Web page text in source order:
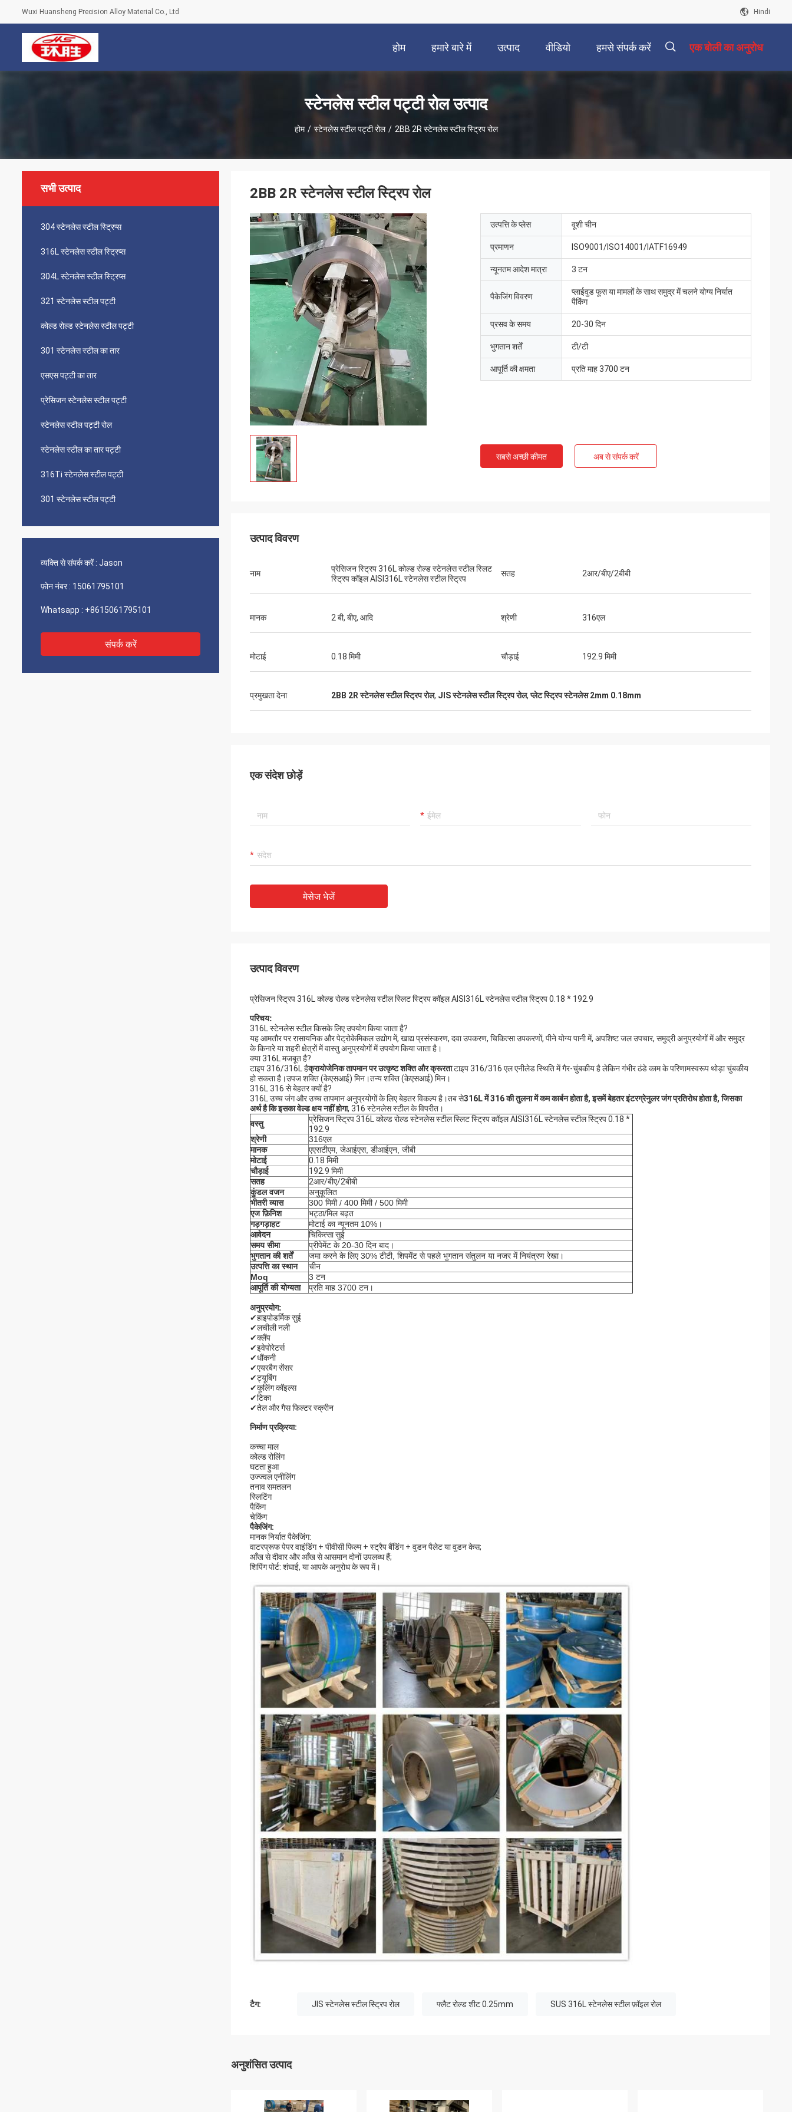
Wuxi Huansheng Precision Alloy Material Co., Ltd Hindi
होम हमारे बारे में उत्पाद वीडियो हमसे संपर्क करें एक बोली का अनुरोध
स्टेनलेस स्टील पट्टी रोल उत्पाद
होम / स्टेनलेस स्टील पट्टी रोल / 2BB 2R स्टेनलेस स्टील स्ट्रिप रोल
सभी उत्पाद
304 स्टेनलेस स्टील स्ट्रिप्स
316L स्टेनलेस स्टील स्ट्रिप्स
304L स्टेनलेस स्टील स्ट्रिप्स
321 स्टेनलेस स्टील पट्टी
कोल्ड रोल्ड स्टेनलेस स्टील पट्टी
301 स्टेनलेस स्टील का तार
एसएस पट्टी का तार
प्रेसिजन स्टेनलेस स्टील पट्टी
स्टेनलेस स्टील पट्टी रोल
स्टेनलेस स्टील का तार पट्टी
316Ti स्टेनलेस स्टील पट्टी
301 स्टेनलेस स्टील पट्टी
व्यक्ति से संपर्क करें : Jason
फ़ोन नंबर : 15061795101
Whatsapp : +8615061795101
संपर्क करें
2BB 2R स्टेनलेस स्टील स्ट्रिप रोल
उत्पत्ति के प्लेस वूशी चीन
प्रमाणन ISO9001/ISO14001/IATF16949
न्यूनतम आदेश मात्रा 3 टन
पैकेजिंग विवरण
प्लाईवुड फूस या मामलों के साथ समुद्र में चलने योग्य निर्यात
पैकिंग
प्रसव के समय 20-30 दिन
भुगतान शर्तें टी/टी
आपूर्ति की क्षमता प्रति माह 3700 टन
सबसे अच्छी कीमत अब से संपर्क करें
उत्पाद विवरण
नाम
प्रेसिजन स्ट्रिप 316L कोल्ड रोल्ड स्टेनलेस स्टील स्लिट
स्ट्रिप कॉइल AISI316L स्टेनलेस स्टील स्ट्रिप
सतह 2आर/बीए/2बीबी
मानक 2 बी, बीए, आदि श्रेणी 316एल
मोटाई 0.18 मिमी चौड़ाई 192.9 मिमी
प्रमुखता देना 2BB 2R स्टेनलेस स्टील स्ट्रिप रोल, JIS स्टेनलेस स्टील स्ट्रिप रोल,प्लेट स्ट्रिप स्टेनलेस 2mm 0.18mm
एक संदेश छोड़ें
मेसेज भेजें
उत्पाद विवरण
प्रेसिजन स्ट्रिप 316L कोल्ड रोल्ड स्टेनलेस स्टील स्लिट स्ट्रिप कॉइल AISI316L स्टेनलेस स्टील स्ट्रिप 0.18 * 192.9
परिचय:
316L स्टेनलेस स्टील किसके लिए उपयोग किया जाता है?
यह आमतौर पर रासायनिक और पेट्रोकेमिकल उद्योग में, खाद्य प्रसंस्करण, दवा उपकरण, चिकित्सा उपकरणों, पीने योग्य पानी में, अपशिष्ट जल उपचार, समुद्री अनुप्रयोगों में और समुद्र
के किनारे या शहरी क्षेत्रों में वास्तु अनुप्रयोगों में उपयोग किया जाता है।
क्या 316L मजबूत है?
टाइप 316/316L हैक्रायोजेनिक तापमान पर उत्कृष्ट शक्ति और क्रूरता.टाइप 316/316 एल एनीलेड स्थिति में गैर-चुंबकीय है लेकिन गंभीर ठंडे काम के परिणामस्वरूप थोड़ा चुंबकीय
हो सकता है।उपज शक्ति (केएसआई) मिन।तन्य शक्ति (केएसआई) मिन।
316L 316 से बेहतर क्यों है?
316L उच्च जंग और उच्च तापमान अनुप्रयोगों के लिए बेहतर विकल्प है।तब से316L में 316 की तुलना में कम कार्बन होता है, इसमें बेहतर इंटरग्रेनुलर जंग प्रतिरोध होता है, जिसका
अर्थ है कि इसका वेल्ड क्षय नहीं होगा, 316 स्टेनलेस स्टील के विपरीत।
वस्तु
प्रेसिजन स्ट्रिप 316L कोल्ड रोल्ड स्टेनलेस स्टील स्लिट स्ट्रिप कॉइल AISI316L स्टेनलेस स्टील स्ट्रिप 0.18 *
192.9
श्रेणी
316एल
मानक
एएसटीएम, जेआईएस, डीआईएन, जीबी
मोटाई
0.18 मिमी
चौड़ाई
192.9 मिमी
सतह
2आर/बीए/2बीबी
कुंडल वजन
अनुकूलित
भीतरी व्यास
300 मिमी / 400 मिमी / 500 मिमी
एज फ़िनिश
भट्ठा/मिल बढ़त
गड़गड़ाहट
मोटाई का न्यूनतम 10%।
आवेदन
चिकित्सा सुई
समय सीमा
प्रीपेमेंट के 20-30 दिन बाद।
भुगतान की शर्तें
जमा करने के लिए 30% टीटी, शिपमेंट से पहले भुगतान संतुलन या नजर में नियंत्रण रेखा।
उत्पत्ति का स्थान
चीन
Moq
3 टन
आपूर्ति की योग्यता
प्रति माह 3700 टन।
अनुप्रयोग:
✔हाइपोडर्मिक सुई
✔लचीली नली
✔क्लैंप
✔इवेपोरेटर्स
✔धौंकनी
✔एयरबैग सेंसर
✔ट्यूबिंग
✔कूलिंग कॉइल्स
✔टिका
✔तेल और गैस फिल्टर स्क्रीन
निर्माण प्रक्रिया:
कच्चा माल
कोल्ड रोलिंग
घटता हुआ
उज्ज्वल एनीलिंग
तनाव समतलन
स्लिटिंग
पैकिंग
चेकिंग
पैकेजिंग:
मानक निर्यात पैकेजिंग:
वाटरप्रूफ पेपर वाइंडिंग + पीवीसी फिल्म + स्ट्रैप बैंडिंग + वुडन पैलेट या वुडन केस;
आँख से दीवार और आँख से आसमान दोनों उपलब्ध हैं;
शिपिंग पोर्ट: शंघाई, या आपके अनुरोध के रूप में।
टैग: JIS स्टेनलेस स्टील स्ट्रिप रोल फ्लैट रोल्ड शीट 0.25mm SUS 316L स्टेनलेस स्टील फ़ॉइल रोल
अनुशंसित उत्पाद